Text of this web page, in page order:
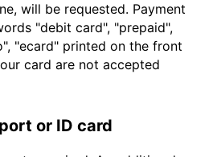
will be requested. Payment
"debit card", "prepaid",
"ecard" printed on the front
card are not accepted
or ID card